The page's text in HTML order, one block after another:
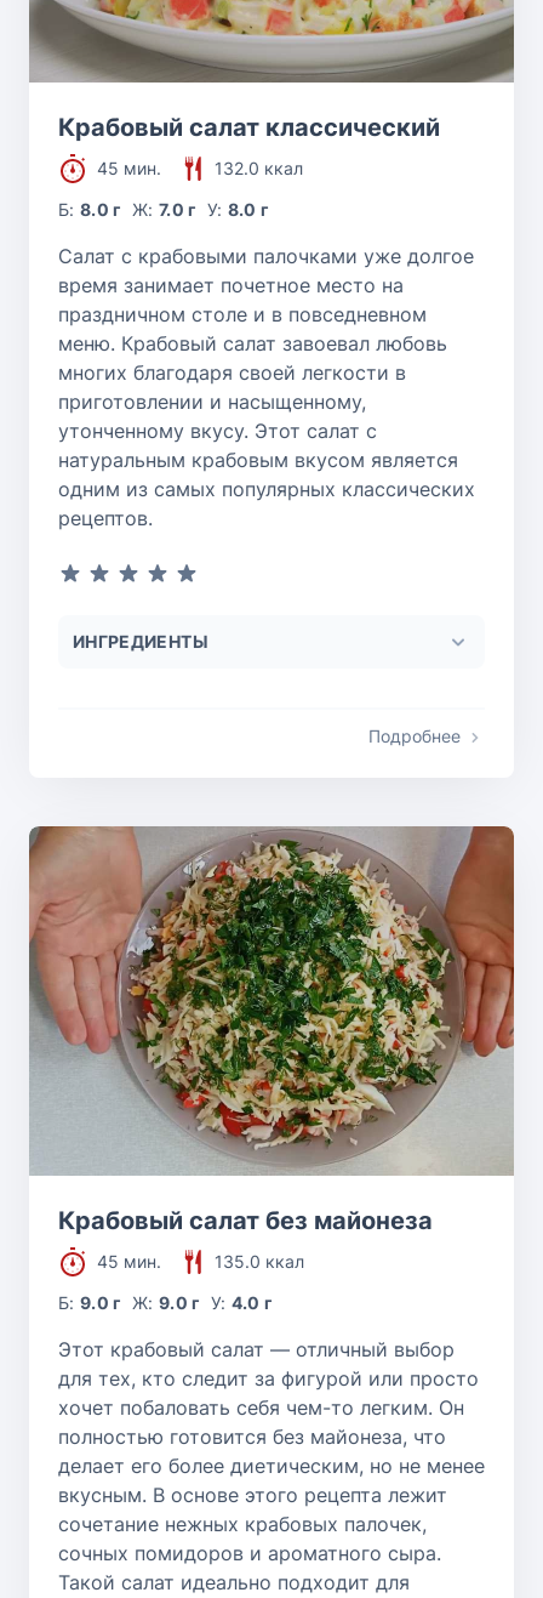
Крабовый салат классический
45 мин.
132.0 ккал
Б:8.0 г Ж: 7.0 г У: 8.0 г
Салат с крабовыми палочками уже долгое
время занимает почетное место на
праздничном столе и в повседневном
меню. Крабовый салат завоевал любовь
многих благодаря своей легкости в
приготовлении и насыщенному,
утонченному вкусу. Этот салат с
натуральным крабовым вкусом является
одним из самых популярных классических
рецептов.
ИНГРЕДИЕНТЫ
Подробнее
Крабовый салат без майонеза
45 мин.
135.0 ккал
Б:9.0 г Ж: 9.0 г У: 4.0 г
Этот крабовый салат — отличный выбор
для тех, кто следит за фигурой или просто
хочет побаловать себя чем-то легким. Он
полностью готовится без майонеза, что
делает его более диетическим, но не менее
вкусным. В основе этого рецепта лежит
сочетание нежных крабовых палочек,
сочных помидоров и ароматного сыра.
Такой салат идеально подходит для